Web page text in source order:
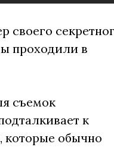
своего
проходили в
съемок
к
которые обычно